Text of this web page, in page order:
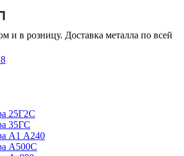
и в розницу. Доставка металла по всей
25Г2С
35ГС
А1 А240
А500С